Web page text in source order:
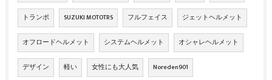
トランポ SUZUKI MOTOTRS フルフェイス ジェットヘルメット
オフロードヘルメット システムヘルメット オシャレヘルメット
デザイン 軽い 女性にも大人気 Noreden901